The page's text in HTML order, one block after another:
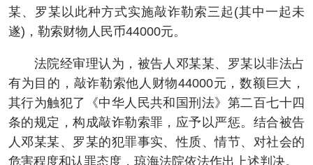
某、罗某以此种方式实施敲诈勒索三起(其中一起未
遂)，勒索财物人民币44000元。
法院经审理认为，被告人邓某某、罗某以非法占
有为目的，敲诈勒索他人财物44000元，数额巨大，
其行为触犯了《中华人民共和国刑法》第二百七十四
条的规定，构成敲诈勒索罪，应予以严惩。结合被告
人邓某某、罗某的犯罪事实、性质、情节、对社会的
危害程度和认罪态度，琼海法院依法作出上述判决。